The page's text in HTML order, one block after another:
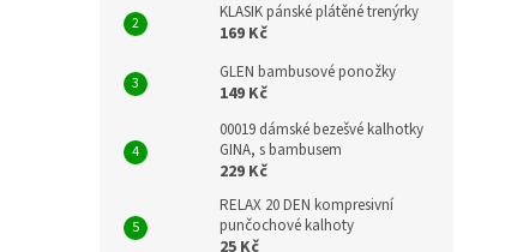
KLASIK pánské plátěné trenýrky
169 Kč
GLEN bambusové ponožky
149 Kč
00019 dámské bezešvé kalhotky
GINA, s bambusem
229 Kč
RELAX 20 DEN kompresivní
punčochové kalhoty